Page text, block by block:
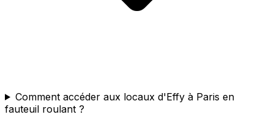
Comment accéder aux locaux d'Effy à Paris en
fauteuil roulant ?